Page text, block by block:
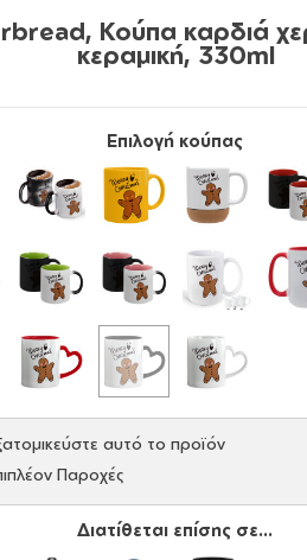
Κούπα καρδιά
κεραμική, 330ml
Επιλογή κούπας
αυτό το προϊόν
Παροχές
Διατίθεται επίσης σε...